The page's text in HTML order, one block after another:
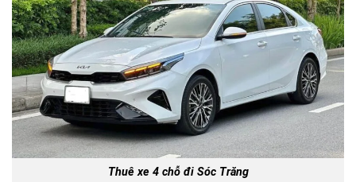
Thuê xe 4 chỗ đi Sóc Trăng